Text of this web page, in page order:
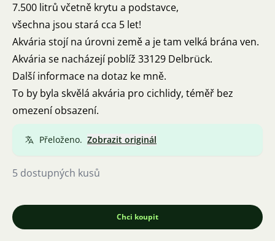
7.500 litrů včetně krytu a podstavce,
všechna jsou stará cca 5 let!
Akvária stojí na úrovni země a je tam velká brána ven.
Akvária se nacházejí poblíž 33129 Delbrück.
Další informace na dotaz ke mně.
To by byla skvělá akvária pro cichlidy, téměř bez
omezení obsazení.
Přeloženo. Zobrazit originál
5 dostupných kusů
Chci koupit